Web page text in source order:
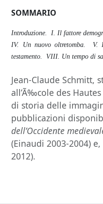
SOMMARIO
Introduzione. I. Il fattore
IV. Un nuovo oltretomba. V.
testamento. VIII. Un tempo di
Jean-Claude Schmitt,
all’Ã‰cole des
di storia delle
pubblicazioni
dell’Occidente
(Einaudi 2003-2004)
2012).